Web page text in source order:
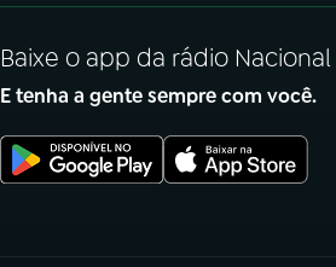
Baixe o app da rádio Nacional
E tenha a gente sempre com você.